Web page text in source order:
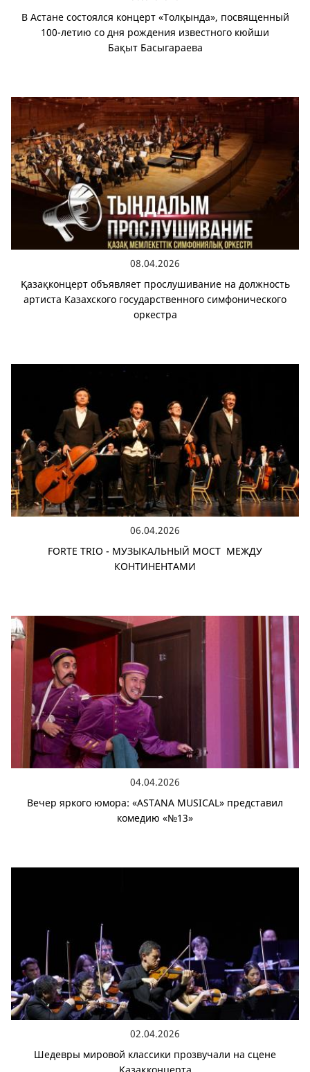
В Астане состоялся концерт «Толқында», посвященный
100-летию со дня рождения известного кюйши
Бақыт Басыгараева
08.04.2026
Қазақконцерт объявляет прослушивание на должность
артиста Казахского государственного симфонического
оркестра
06.04.2026
FORTE TRIO - МУЗЫКАЛЬНЫЙ МОСТ МЕЖДУ
КОНТИНЕНТАМИ
04.04.2026
Вечер яркого юмора: «ASTANA MUSICAL» представил
комедию «№13»
02.04.2026
Шедевры мировой классики прозвучали на сцене